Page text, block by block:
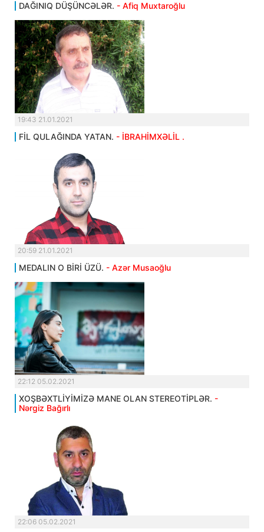
DAĞINIQ DÜŞÜNCƏLƏR. - Afiq Muxtaroğlu
19:43 21.01.2021
FİL QULAĞINDA YATAN. - İBRAHİMXƏLİL .
20:59 21.01.2021
MEDALIN O BİRİ ÜZÜ. - Azər Musaoğlu
22:12 05.02.2021
XOŞBƏXTLİYİMİZƏ MANE OLAN STEREOTİPLƏR. -
Nərgiz Bağırlı
22:06 05.02.2021